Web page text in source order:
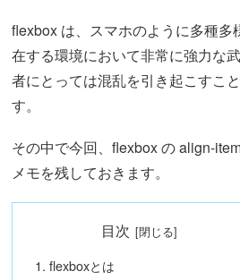
flexbox は、スマホのように多種多
在する環境において非常に強力な
者にとっては混乱を引き起こすこ
す。
その中で今回、flexbox の align-
メモを残しておきます。
目次
flexboxとは